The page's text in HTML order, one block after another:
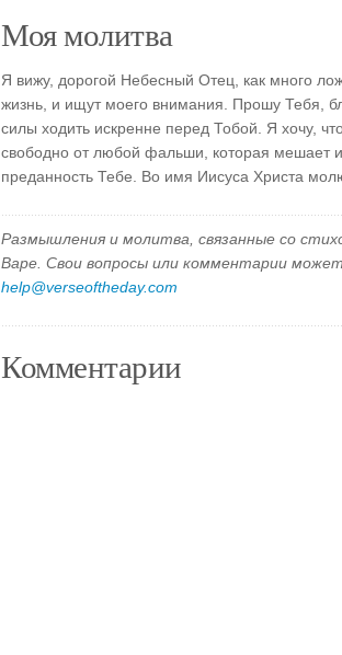
Моя молитва
Я вижу, дорогой Небесный Отец, как много
жизнь, и ищут моего внимания. Прошу Тебя,
силы ходить искренне перед Тобой. Я хочу,
свободно от любой фальши, которая мешает
преданность Тебе. Во имя Иисуса Христа
Размышления и молитва, связанные со
Варе. Свои вопросы или комментарии
help@verseoftheday.com
Комментарии